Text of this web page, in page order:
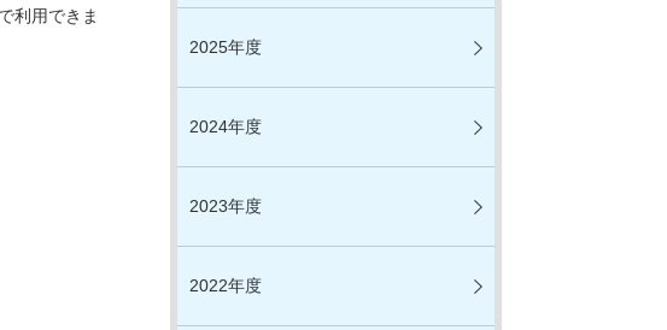
利用できま
2025年度
2024年度
2023年度
2022年度